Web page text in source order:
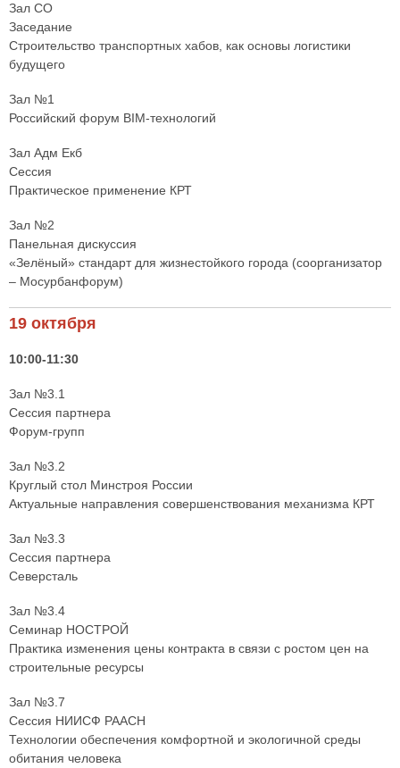
Зал СО
Заседание
Строительство транспортных хабов, как основы логистики
будущего
Зал №1
Российский форум BIM-технологий
Зал Адм Екб
Сессия
Практическое применение КРТ
Зал №2
Панельная дискуссия
«Зелёный» стандарт для жизнестойкого города (соорганизатор
– Мосурбанфорум)
19 октября
10:00-11:30
Зал №3.1
Сессия партнера
Форум-групп
Зал №3.2
Круглый стол Минстроя России
Актуальные направления совершенствования механизма КРТ
Зал №3.3
Сессия партнера
Северсталь
Зал №3.4
Семинар НОСТРОЙ
Практика изменения цены контракта в связи с ростом цен на
строительные ресурсы
Зал №3.7
Сессия НИИСФ РААСН
Технологии обеспечения комфортной и экологичной среды
обитания человека